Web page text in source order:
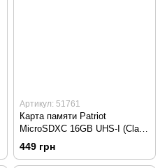
Артикул: 51761
Карта памяти Patriot
MicroSDXC 16GB UHS-I (Class
10) LX Series
449 грн